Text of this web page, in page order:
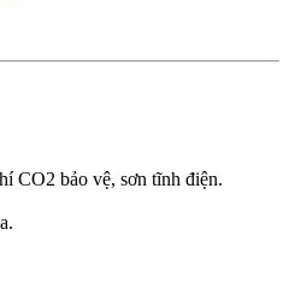
CO2 bảo vệ, sơn tĩnh điện.